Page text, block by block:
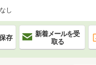
し
存
新着メールを受
取る